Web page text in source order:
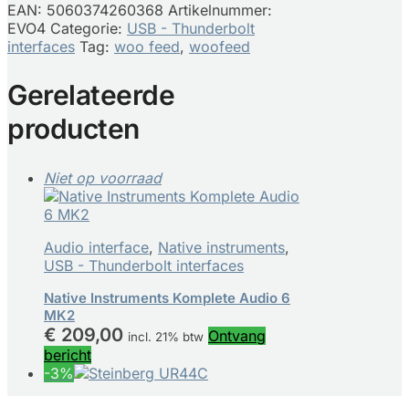
EAN: 5060374260368 Artikelnummer:
EVO4 Categorie: USB - Thunderbolt
interfaces Tag: woo feed, woofeed
Gerelateerde
producten
Niet op voorraad
Audio interface, Native instruments,
USB - Thunderbolt interfaces
Native Instruments Komplete Audio 6
MK2
€ 209,00 incl. 21% btw Ontvang
bericht
-3%